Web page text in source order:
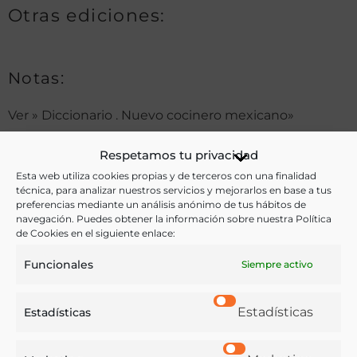
Respetamos tu privacidad
Esta web utiliza cookies propias y de terceros con una finalidad
técnica, para analizar nuestros servicios y mejorarlos en base a tus
preferencias mediante un análisis anónimo de tus hábitos de
navegación. Puedes obtener la información sobre nuestra Política
de Cookies en el siguiente enlace:
Funcionales Siempre activo
Estadísticas Estadísticas
Otras ediciones:
Notas:
Ver » Diccionario . Nuevo cocinero mexicano»
Ver más libros de estas materias:
Alimentos ,Artes de mesa,Bebidas , Cocina ,
Diccionario, Gastronomía,Pastelería y Confitería
Recetarios
Ver más libros con las palabras clave: